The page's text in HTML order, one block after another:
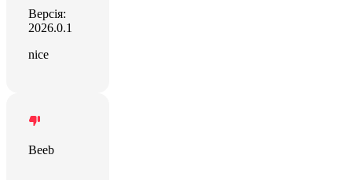
Версія:
2026.0.1
nice
Beeb